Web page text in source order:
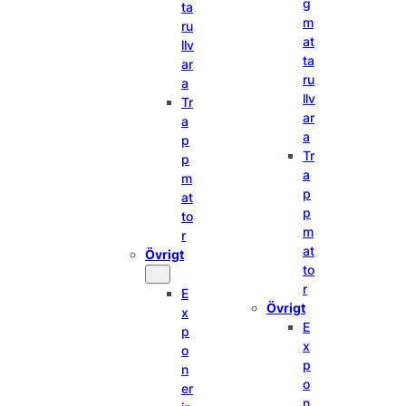
ta
ru
llv
ar
a
Tr
a
p
p
m
at
to
r
Övrigt
E
x
p
o
n
er
g
m
at
ta
ru
llv
ar
a
Tr
a
p
p
m
at
to
r
Övrigt
E
x
p
o
n